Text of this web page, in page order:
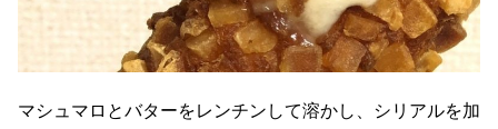
マシュマロとバターをレンチンして溶かし、シリアルを加